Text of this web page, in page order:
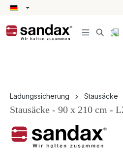
springen
Ladungssicherung Stausäcke
Stausäcke - 90 x 210 cm -